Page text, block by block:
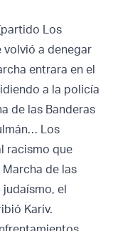
Los
volvió a denegar
entrara en el
a la policía
de las Banderas
Los
racismo que
de las
judaísmo, el
Kariv.